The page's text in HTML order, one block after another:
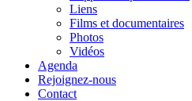
Liens
Films et documentaires
Photos
Vidéos
Agenda
Rejoignez-nous
Contact